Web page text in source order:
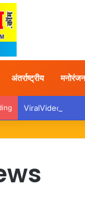
अंतर्राष्ट्रीय मनोरंजन
ViralVideo – ट्रेन में